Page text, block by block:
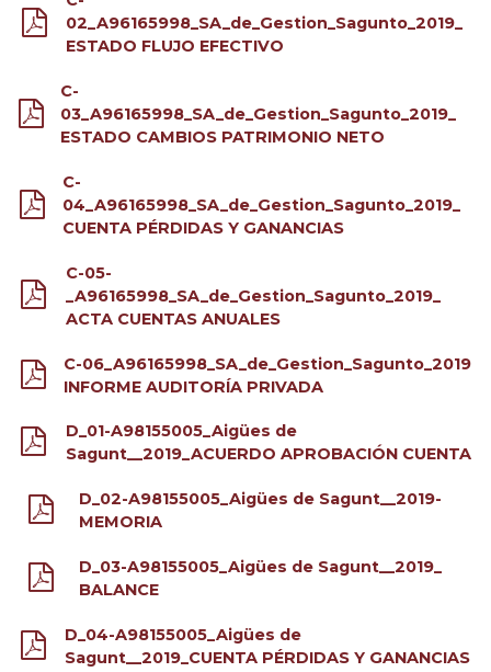
02_A96165998_SA_de_Gestion_Sagunto_2019_
ESTADO FLUJO EFECTIVO
C-
03_A96165998_SA_de_Gestion_Sagunto_2019_
ESTADO CAMBIOS PATRIMONIO NETO
C-
04_A96165998_SA_de_Gestion_Sagunto_2019_
CUENTA PÉRDIDAS Y GANANCIAS
C-05-
_A96165998_SA_de_Gestion_Sagunto_2019_
ACTA CUENTAS ANUALES
C-06_A96165998_SA_de_Gestion_Sagunto_2019
INFORME AUDITORÍA PRIVADA
D_01-A98155005_Aigües de
Sagunt__2019_ACUERDO APROBACIÓN CUENTA
D_02-A98155005_Aigües de Sagunt__2019-
MEMORIA
D_03-A98155005_Aigües de Sagunt__2019_
BALANCE
D_04-A98155005_Aigües de
Sagunt__2019_CUENTA PÉRDIDAS Y GANANCIAS